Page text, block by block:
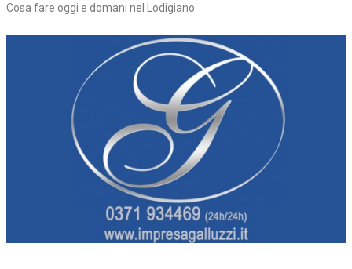
Cosa fare nel Lodigiano